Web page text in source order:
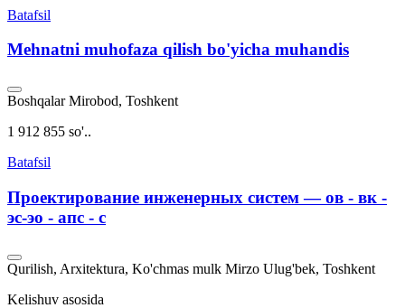
Batafsil
Mehnatni muhofaza qilish bo'yicha muhandis
Boshqalar Mirobod, Toshkent
1 912 855 so'..
Batafsil
Проектирование инженерных систем — ов - вк -
эс-эо - апс - с
Qurilish, Arxitektura, Ko'chmas mulk Mirzo Ulug'bek, Toshkent
Kelishuv asosida